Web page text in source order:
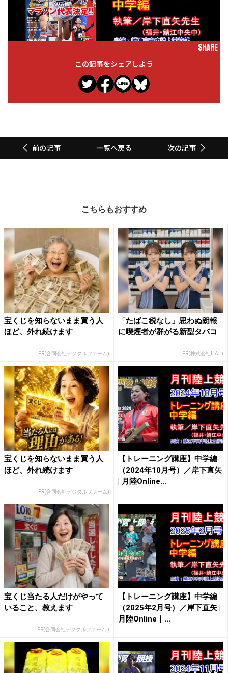
SHARE
この記事をシェアしよう
前の記事 一覧へ戻る 次の記事
こちらもおすすめ
宝くじを知らないまま買う人
ほど、外れ続けます
PR(合同会社デジタルファーム)
「たばこ税なし」思わぬ朗報
に喫煙者が群がる新型タバコ
PR(株式会社HAL)
宝くじを知らないまま買う人
ほど、外れ続けます
PR(合同会社デジタルファーム)
【トレーニング講座】中学編
（2024年10月号）／岸下直矢
| 月陸Online...
宝くじ当たる人だけがやって
いること、教えます
PR(合同会社デジタルファーム )
【トレーニング講座】中学編
（2025年2月号）／岸下直矢 |
月陸Online｜...